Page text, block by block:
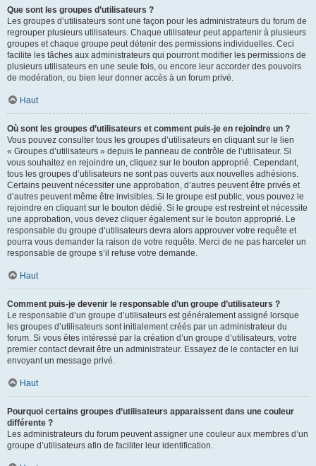
Que sont les groupes d’utilisateurs ?
Les groupes d’utilisateurs sont une façon pour les administrateurs du forum de
regrouper plusieurs utilisateurs. Chaque utilisateur peut appartenir à plusieurs
groupes et chaque groupe peut détenir des permissions individuelles. Ceci
facilite les tâches aux administrateurs qui pourront modifier les permissions de
plusieurs utilisateurs en une seule fois, ou encore leur accorder des pouvoirs
de modération, ou bien leur donner accès à un forum privé.
Haut
Où sont les groupes d’utilisateurs et comment puis-je en rejoindre un ?
Vous pouvez consulter tous les groupes d’utilisateurs en cliquant sur le lien
« Groupes d’utilisateurs » depuis le panneau de contrôle de l’utilisateur. Si
vous souhaitez en rejoindre un, cliquez sur le bouton approprié. Cependant,
tous les groupes d’utilisateurs ne sont pas ouverts aux nouvelles adhésions.
Certains peuvent nécessiter une approbation, d’autres peuvent être privés et
d’autres peuvent même être invisibles. Si le groupe est public, vous pouvez le
rejoindre en cliquant sur le bouton dédié. Si le groupe est restreint et nécessite
une approbation, vous devez cliquer également sur le bouton approprié. Le
responsable du groupe d’utilisateurs devra alors approuver votre requête et
pourra vous demander la raison de votre requête. Merci de ne pas harceler un
responsable de groupe s’il refuse votre demande.
Haut
Comment puis-je devenir le responsable d’un groupe d’utilisateurs ?
Le responsable d’un groupe d’utilisateurs est généralement assigné lorsque
les groupes d’utilisateurs sont initialement créés par un administrateur du
forum. Si vous êtes intéressé par la création d’un groupe d’utilisateurs, votre
premier contact devrait être un administrateur. Essayez de le contacter en lui
envoyant un message privé.
Haut
Pourquoi certains groupes d’utilisateurs apparaissent dans une couleur
différente ?
Les administrateurs du forum peuvent assigner une couleur aux membres d’un
groupe d’utilisateurs afin de faciliter leur identification.